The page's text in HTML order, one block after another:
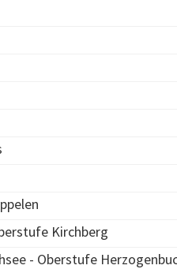
Kirchberg
- Oberstufe